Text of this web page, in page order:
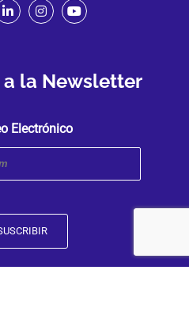
la Newsletter
Electrónico